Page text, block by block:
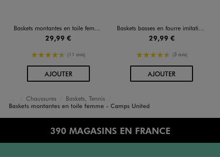
Baskets montantes en toile femme - Camps United
29,99 €
4.5/5 de moyenne
(11 avis)
AJOUTERAU PANIER
Baskets basses en fourre imitation léopard femme - Camps United
29,99 €
4.5/5 de moyenne
(3 avis)
AJOUTERAU PANIER
Accueil
Femme
Chaussures
Baskets, Tennis
Baskets montantes en toile femme - Camps United
390 MAGASINS EN FRANCE